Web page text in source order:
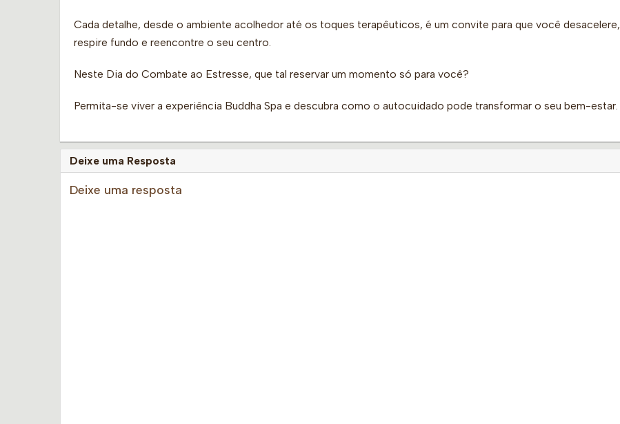
Cada detalhe, desde o ambiente acolhedor até os toques terapêuticos, é um convite para que você desacelere,
respire fundo e reencontre o seu centro.
Neste Dia do Combate ao Estresse, que tal reservar um momento só para você?
Permita-se viver a experiência Buddha Spa e descubra como o autocuidado pode transformar o seu bem-estar.
Deixe uma Resposta
Deixe uma resposta